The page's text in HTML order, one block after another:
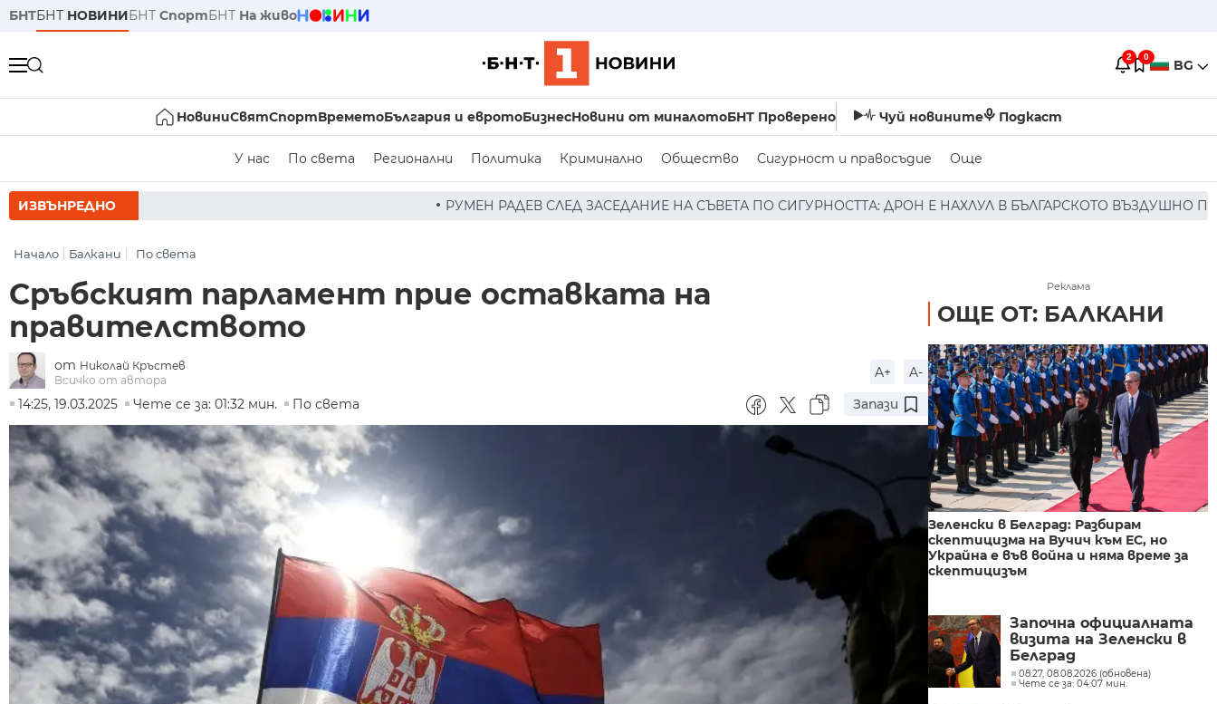
БНТБНТ НОВИНИБНТ СпортБНТ На живо
2 0 BG
НовиниСвятСпортВреметоБългария и евротоБизнесНовини от миналотоБНТ Проверено Чуй новините Подкаст
У нас По света Регионални Политика Криминално Общество Сигурност и правосъдие Още
ИЗВЪНРЕДНО РУМЕН РАДЕВ СЛЕД ЗАСЕДАНИЕ НА СЪВЕТА ПО СИГУРНОСТТА: ДРОН Е НАХЛУЛ В БЪЛГАРСКОТО ВЪЗДУШНО ПРОСТРАНСТВО * * *
Начало Балкани По света
Сръбският парламент прие оставката на
правителството
от Николай Кръстев
Всичко от автора
A+
A-
14:25, 19.03.2025
Чете се за: 01:32 мин. По света Запази
Реклама
ОЩЕ ОТ: БАЛКАНИ
Зеленски в Белград: Разбирам
скептицизма на Вучич към ЕС, но
Украйна е във война и няма време за
скептицизъм
Започна официалната
визита на Зеленски в
Белград
08:27, 08.08.2026 (обновена)
Чете се за: 04:07 мин.